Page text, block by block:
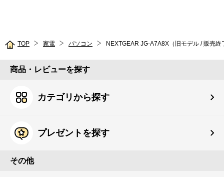
TOP 家電 パソコン NEXTGEAR JG-A7A8X（旧モデル / 販売終
商品・レビューを探す
カテゴリから探す
プレゼントを探す
その他